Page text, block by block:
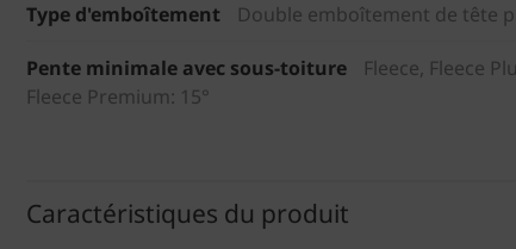
Type d'emboîtement Double emboîtement de tête
Pente minimale avec sous-toiture
Fleece, Fleece
Fleece Premium: 15°
Caractéristiques du produit